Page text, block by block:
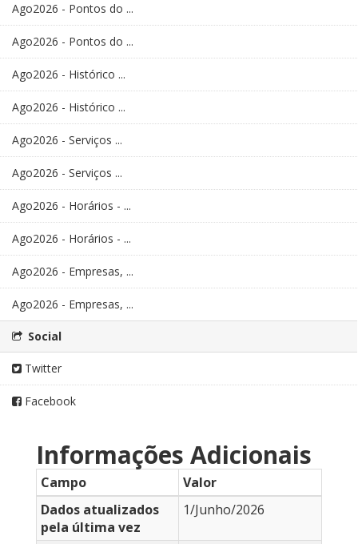
Ago2026 - Pontos do ...
Ago2026 - Pontos do ...
Ago2026 - Histórico ...
Ago2026 - Histórico ...
Ago2026 - Serviços ...
Ago2026 - Serviços ...
Ago2026 - Horários - ...
Ago2026 - Horários - ...
Ago2026 - Empresas, ...
Ago2026 - Empresas, ...
Social
Twitter
Facebook
Informações Adicionais
Campo
Valor
Dados atualizados
pela última vez
1/Junho/2026